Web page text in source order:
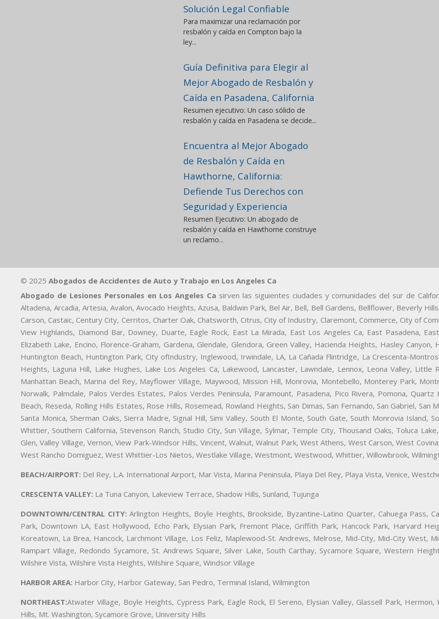
Solución Legal Confiable
Para maximizar una reclamación por
resbalón y caída en Compton bajo la
ley...
Guía Definitiva para Elegir al
Mejor Abogado de Resbalón y
Caída en Pasadena, California
Resumen ejecutivo: Un caso sólido de
resbalón y caída en Pasadena se decide...
Encuentra al Mejor Abogado
de Resbalón y Caída en
Hawthorne, California:
Defiende Tus Derechos con
Seguridad y Experiencia
Resumen Ejecutivo: Un abogado de
resbalón y caída en Hawthorne construye
un reclamo...
© 2025 Abogados de Accidentes de Auto y Trabajo en Los Angeles Ca
Abogado de Lesiones Personales en Los Angeles Casirven las siguientes ciudades y comunidades del sur de
Altadena, Arcadia, Artesia, Avalon, Avocado Heights, Azusa, Baldwin Park, Bel Air, Bell, Bell Gardens, Bellflower, Beverly
Carson, Castaic, Century City, Cerritos, Charter Oak, Chatsworth, Citrus, City of Industry, Claremont, Commerce, City of
View Highlands, Diamond Bar, Downey, Duarte, Eagle Rock, East La Mirada, East Los Angeles Ca, East Pasadena,
Elizabeth Lake, Encino, Florence-Graham, Gardena, Glendale, Glendora, Green Valley, Hacienda Heights, Hasley
Huntington Beach, Huntington Park, City ofIndustry, Inglewood, Irwindale, LA, La Cañada Flintridge, La Crescenta-
Heights, Laguna Hill, Lake Hughes, Lake Los Angeles Ca, Lakewood, Lancaster, Lawndale, Lennox, Leona Valley, Little
Manhattan Beach, Marina del Rey, Mayflower Village, Maywood, Mission Hill, Monrovia, Montebello, Monterey Park,
Norwalk, Palmdale, Palos Verdes Estates, Palos Verdes Peninsula, Paramount, Pasadena, Pico Rivera, Pomona,
Beach, Reseda, Rolling Hills Estates, Rose Hills, Rosemead, Rowland Heights, San Dimas, San Fernando, San Gabriel, San
Santa Monica, Sherman Oaks, Sierra Madre, Signal Hill, Simi Valley, South El Monte, South Gate, South Monrovia Island,
Whittier, Southern California, Stevenson Ranch, Studio City, Sun Village, Sylmar, Temple City, Thousand Oaks, Toluca
Glen, Valley Village, Vernon, View Park-Windsor Hills, Vincent, Walnut, Walnut Park, West Athens, West Carson, West
West Rancho Domiguez, West Whittier-Los Nietos, Westlake Village, Westmont, Westwood, Whittier, Willowbrook,
BEACH/AIRPORT: Del Rey, L.A. International Airport, Mar Vista, Marina Peninsula, Playa Del Rey, Playa Vista, Venice,
CRESCENTA VALLEY: La Tuna Canyon, Lakeview Terrace, Shadow Hills, Sunland, Tujunga
DOWNTOWN/CENTRAL CITY: Arlington Heights, Boyle Heights, Brookside, Byzantine-Latino Quarter, Cahuega Pass,
Park, Downtown LA, East Hollywood, Echo Park, Elysian Park, Fremont Place, Griffith Park, Hancock Park, Harvard
Koreatown, La Brea, Hancock, Larchmont Village, Los Feliz, Maplewood-St. Andrews, Melrose, Mid-City, Mid-City West,
Rampart Village, Redondo Sycamore, St. Andrews Square, Silver Lake, South Carthay, Sycamore Square, Western
Wilshire Vista, Wilshire Vista Heights, Wilshire Square, Windsor Village
HARBOR AREA: Harbor City, Harbor Gateway, San Pedro, Terminal Island, Wilmington
NORTHEAST:Atwater Village, Boyle Heights, Cypress Park, Eagle Rock, El Sereno, Elysian Valley, Glassell Park,
Hills, Mt. Washington, Sycamore Grove, University Hills